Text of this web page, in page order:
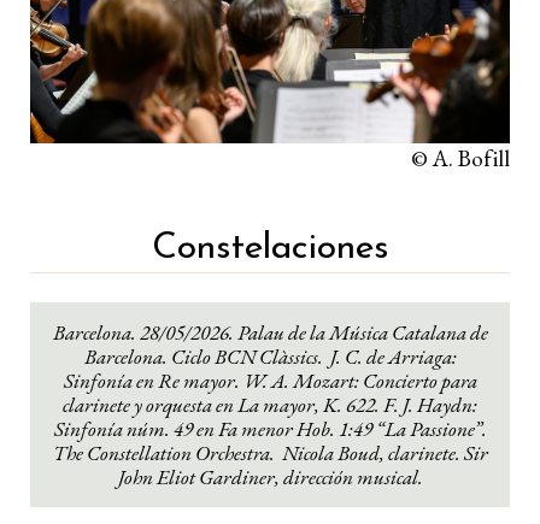
© A. Bofill
Constelaciones
Barcelona. 28/05/2026. Palau de la Música Catalana de
Barcelona. Ciclo BCN Clàssics. J. C. de Arriaga:
Sinfonía en Re mayor. W. A. Mozart: Concierto para
clarinete y orquesta en La mayor, K. 622. F. J. Haydn:
Sinfonía núm. 49 en Fa menor Hob. 1:49 “La Passione”.
The Constellation Orchestra. Nicola Boud, clarinete. Sir
John Eliot Gardiner, dirección musical.